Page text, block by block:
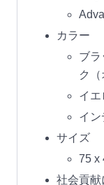
カラー
ブラ
ク（
イエ
イン
サイズ
75 x
社会貢献